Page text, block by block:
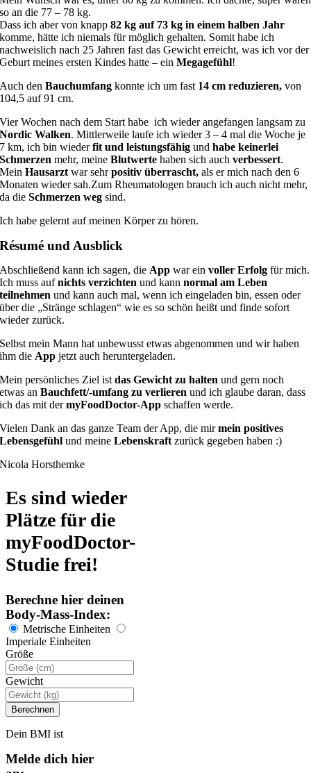
so an die 77 – 78 kg.
Dass ich aber von knapp82 kg auf 73 kg in einem halben Jahr
komme, hätte ich niemals für möglich gehalten. Somit habe ich
nachweislich nach 25 Jahren fast das Gewicht erreicht, was ich vor der
Geburt meines ersten Kindes hatte – einMegagefühl!
Auch denBauchumfang konnte ich um fast 14 cm reduzieren, von
104,5 auf 91 cm.
Vier Wochen nach dem Start habe ich wieder angefangen langsam zu
Nordic Walken. Mittlerweile laufe ich wieder 3 – 4 mal die Woche je
7 km, ich bin wiederfit und leistungsfähigundhabe keinerlei
Schmerzen mehr, meineBlutwerte haben sich auchverbessert.
MeinHausarzt war sehrpositiv überrascht, als er mich nach den 6
Monaten wieder sah.Zum Rheumatologen brauch ich auch nicht mehr,
da die Schmerzen weg sind.
Ich habe gelernt auf meinen Körper zu hören.
Ré­su­mé und Ausblick
Abschließend kann ich sagen, die Appwar ein voller Erfolgfür mich.
Ich muss aufnichts verzichtenund kannnormal am Leben
teilnehmenund kann auch mal, wenn ich eingeladen bin, essen oder
über die „Stränge schlagen“ wie es so schön heißt und finde sofort
wieder zurück.
Selbst mein Mann hat unbewusst etwas abgenommen und wir haben
ihm die App jetzt auch heruntergeladen.
Mein persönliches Ziel istdas Gewicht zu haltenund gern noch
etwas anBauchfett/-umfang zu verlierenund ich glaube daran, dass
ich das mit dermyFoodDoctor-Appschaffen werde.
Vielen Dank an das ganze Team der App, die mirmein positives
Lebensgefühl und meineLebenskraft zurück gegeben haben :)
Nicola Horsthemke
Es sind wieder
Plätze für die
myFoodDoctor-
Studie frei!
Berechne hier deinen
Body-Mass-Index:
Metrische Einheiten
Imperiale Einheiten
Größe
Gewicht
Dein BMI ist
Melde dich hier